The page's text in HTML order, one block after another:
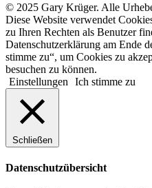
© 2025 Gary Krüger. Alle
Diese Website verwendet
zu Ihren Rechten als Benutzer
Datenschutzerklärung am Ende
stimme zu“, um Cookies zu
besuchen zu können.
Einstellungen
Ich stimme zu
Schließen
Datenschutzübersicht